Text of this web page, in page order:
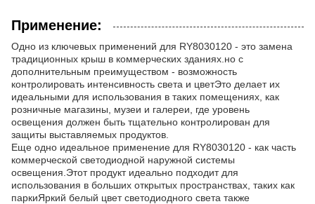
Применение:
Одно из ключевых применений для RY8030120 - это замена
традиционных крыш в коммерческих зданиях.но с
дополнительным преимуществом - возможность
контролировать интенсивность света и цветЭто делает их
идеальными для использования в таких помещениях, как
розничные магазины, музеи и галереи, где уровень
освещения должен быть тщательно контролирован для
защиты выставляемых продуктов.
Еще одно идеальное применение для RY8030120 - как часть
коммерческой светодиодной наружной системы
освещения.Этот продукт идеально подходит для
использования в больших открытых пространствах, таких как
паркиЯркий белый цвет светодиодного света также